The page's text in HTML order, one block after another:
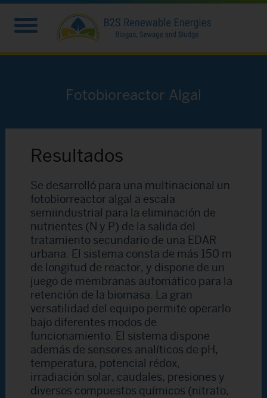
Fotobioreactor Algal
Resultados
Se desarrolló para una multinacional un
fotobiorreactor algal a escala
semiindustrial para la eliminación de
nutrientes (N y P) de la salida del
tratamiento secundario de una EDAR
urbana. El sistema consta de más 150 m
de longitud de reactor, y dispone de un
juego de membranas automático para la
retención de la biomasa. La gran
versatilidad del equipo permite operarlo
bajo diferentes modos de
funcionamiento. El sistema dispone
además de sensores analíticos de pH,
temperatura, potencial rédox,
irradiación solar, caudales, presiones y
diversos compuestos químicos (nitrato,